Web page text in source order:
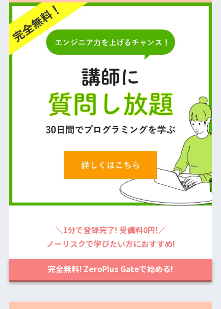
＼1分で登録完了! 受講料0円!／
ノーリスクで学びたい方におすすめ!
完全無料! ZeroPlus Gateで始める!